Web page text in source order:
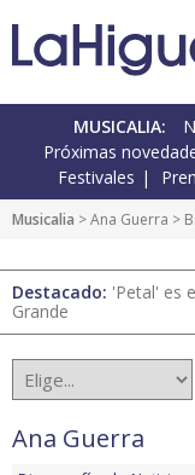
MUSICALIA:
Próximas
Festivales
Musicalia >Ana Guerra >
Destacado: 'Petal' es
Grande
Ana Guerra